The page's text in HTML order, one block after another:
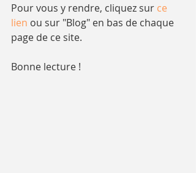
Pour vous y rendre, cliquez sur ce
lien ou sur "Blog" en bas de chaque
page de ce site.
Bonne lecture !